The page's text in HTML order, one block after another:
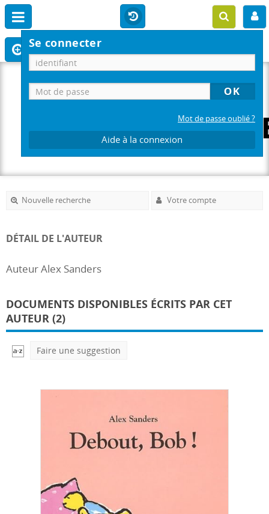
Se connecter
Mot de passe oublié ?
Aide à la connexion
Nouvelle recherche Votre compte
DÉTAIL DE L'AUTEUR
Auteur Alex Sanders
DOCUMENTS DISPONIBLES ÉCRITS PAR CET
AUTEUR (2)
Faire une suggestion